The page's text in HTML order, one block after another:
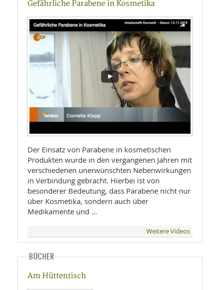
Gefährliche Parabene in Kosmetika
Der Einsatz von Parabene in kosmetischen
Produkten wurde in den vergangenen Jahren mit
verschiedenen unerwünschten Nebenwirkungen
in Verbindung gebracht. Hierbei ist von
besonderer Bedeutung, dass Parabene nicht nur
über Kosmetika, sondern auch über
Medikamente und …
Weitere Videos
BÜCHER
Am Hüttentisch